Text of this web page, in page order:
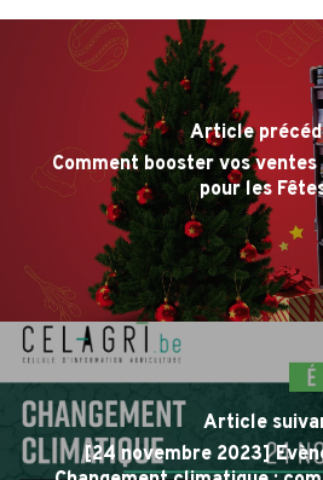
Article
Comment booster vos
pour les
Article
[24 novembre 2023]